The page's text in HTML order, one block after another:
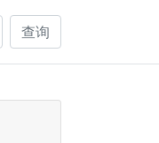
查询